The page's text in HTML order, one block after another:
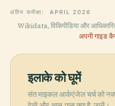
अंतिम समीक्षा: APRIL 2026
Wikidata, विकिपीडिया और
अपनी गाइड
इलाके को घूमें
संत माइकल आर्कएंजेल चर्च को